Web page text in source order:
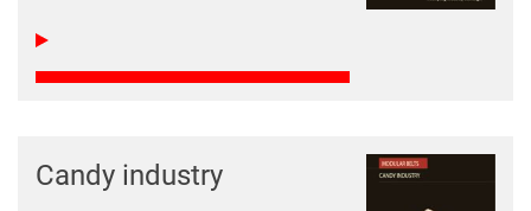
Candy industry